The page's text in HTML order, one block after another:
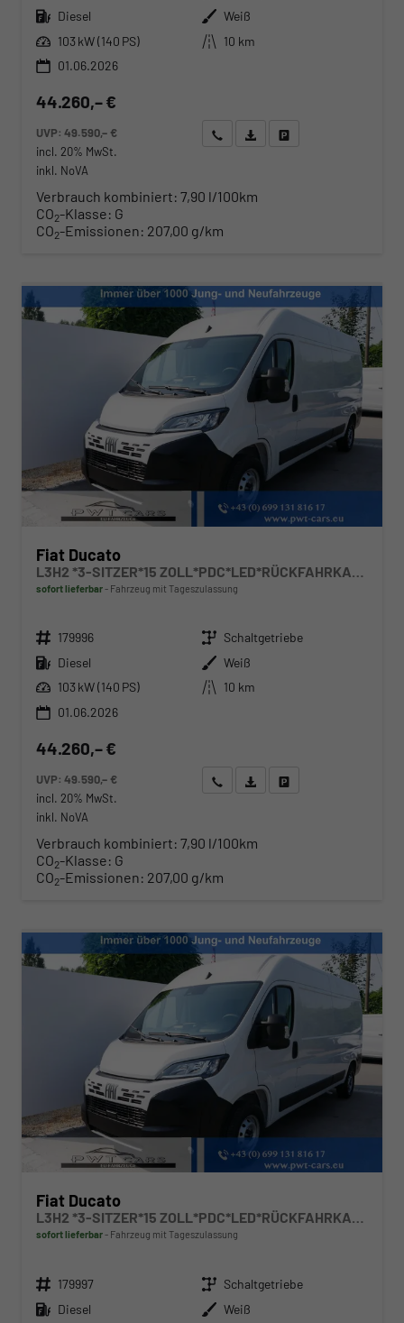
Kraftstoff Diesel Außenfarbe Weiß
Leistung 103 kW (140 PS) Kilometerstand
10 km
01.06.2026
44.260,– €
UVP:49.590,– €
incl. 20% MwSt.
inkl. NoVA
Wir rufen Sie anAngebot drucken (PDF)
Verbrauch kombiniert: 7,90 l/100km
CO2-Klasse: G
CO2-Emissionen: 207,00 g/km
Fiat Ducato
sofort lieferbar Fahrzeug mit Tageszulassung
Fahrzeugnr. 179996 Getriebe Schaltgetriebe
Kraftstoff Diesel Außenfarbe Weiß
Leistung 103 kW (140 PS) Kilometerstand
10 km
01.06.2026
44.260,– €
UVP:49.590,– €
incl. 20% MwSt.
inkl. NoVA
Wir rufen Sie anAngebot drucken (PDF)
Verbrauch kombiniert: 7,90 l/100km
CO2-Klasse: G
CO2-Emissionen: 207,00 g/km
Fiat Ducato
L3H2 *3-SITZER*15 ZOLL*PDC*LED*RÜCKFAHRKAMERA*DAB*KLIMA*HECKTÜRE 260°*
sofort lieferbar Fahrzeug mit Tageszulassung
Fahrzeugnr. 179997 Getriebe Schaltgetriebe
Kraftstoff Diesel Außenfarbe Weiß